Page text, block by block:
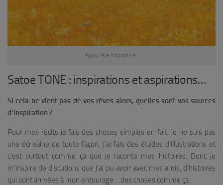
Pippo rêve d’automne…
Satoe TONE : inspirations et aspirations…
Si cela ne vient pas de vos rêves alors, quelles sont vos sources
d’inspiration ?
Pour mes récits je fais des choses simples en fait. Je ne suis pas
une écrivaine de toute façon, j’ai fais des études d’illustrations et
c’est surtout comme ça que je raconte mes histoires. Donc je
m’inspire de discutions que j’ai pu avoir avec mes amis, d’histoires
qui sont arrivées à mon entourage… des choses comme ça.